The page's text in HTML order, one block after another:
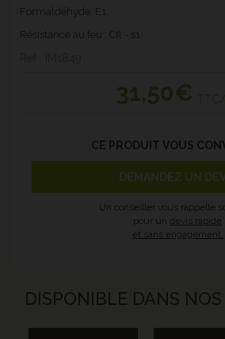
Formaldéhyde: E1
Résistance au feu : Cfl - s1
31,50€ TTC/
CE PRODUIT VOUS
DEMANDEZ UN
Un conseiller vous rappelle
pour un devis rapide
et sans engagement.
DISPONIBLE DANS